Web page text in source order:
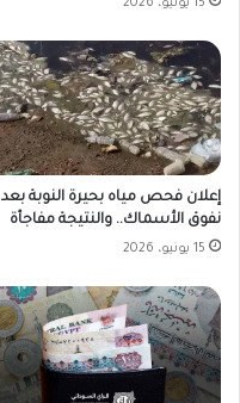
15 يونيو، 2026
إعلان فحص مياه بحيرة النوبة بعد
نفوق الأسماك.. والنتيجة مفاجأة
15 يونيو، 2026